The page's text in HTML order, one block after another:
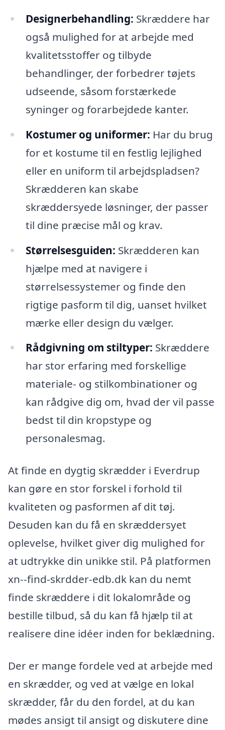
Designerbehandling: Skræddere har
også mulighed for at arbejde med
kvalitetsstoffer og tilbyde
behandlinger, der forbedrer tøjets
udseende, såsom forstærkede
syninger og forarbejdede kanter.
Kostumer og uniformer: Har du brug
for et kostume til en festlig lejlighed
eller en uniform til arbejdspladsen?
Skrædderen kan skabe
skræddersyede løsninger, der passer
til dine præcise mål og krav.
Størrelsesguiden: Skrædderen kan
hjælpe med at navigere i
størrelsessystemer og finde den
rigtige pasform til dig, uanset hvilket
mærke eller design du vælger.
Rådgivning om stiltyper: Skræddere
har stor erfaring med forskellige
materiale- og stilkombinationer og
kan rådgive dig om, hvad der vil passe
bedst til din kropstype og
personalesmag.
At finde en dygtig skrædder i Everdrup
kan gøre en stor forskel i forhold til
kvaliteten og pasformen af dit tøj.
Desuden kan du få en skræddersyet
oplevelse, hvilket giver dig mulighed for
at udtrykke din unikke stil. På platformen
xn--find-skrdder-edb.dk kan du nemt
finde skræddere i dit lokalområde og
bestille tilbud, så du kan få hjælp til at
realisere dine idéer inden for beklædning.
Der er mange fordele ved at arbejde med
en skrædder, og ved at vælge en lokal
skrædder, får du den fordel, at du kan
mødes ansigt til ansigt og diskutere dine